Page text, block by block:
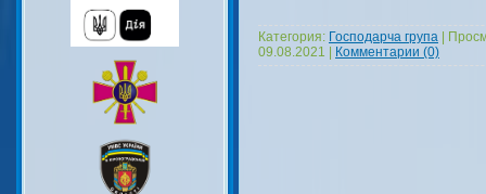
Категория: Господарча група
09.08.2021
Комментарии (0)